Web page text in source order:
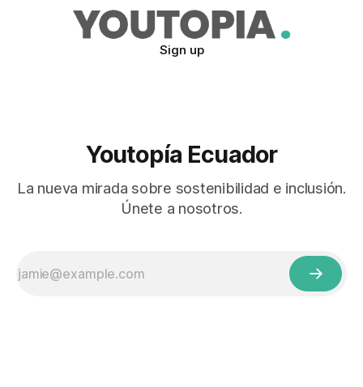
Sign up
Youtopía Ecuador
La nueva mirada sobre sostenibilidad e inclusión.
Únete a nosotros.